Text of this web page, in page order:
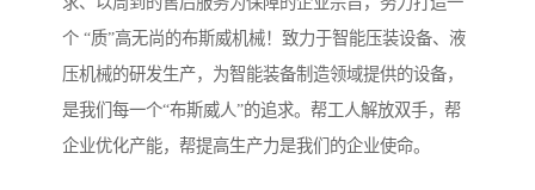
个 “质”高无尚的布斯威机械！致力于智能压装设备、液
压机械的研发生产，为智能装备制造领域提供的设备，
是我们每一个“布斯威人”的追求。帮工人解放双手，帮
企业优化产能，帮提高生产力是我们的企业使命。